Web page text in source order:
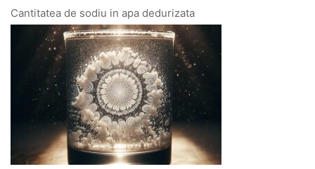
Cantitatea de sodiu in apa dedurizata